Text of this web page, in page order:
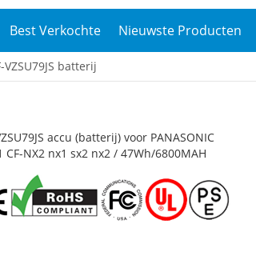
Best Verkochte Nieuwste Producten
VZSU79JS batterij